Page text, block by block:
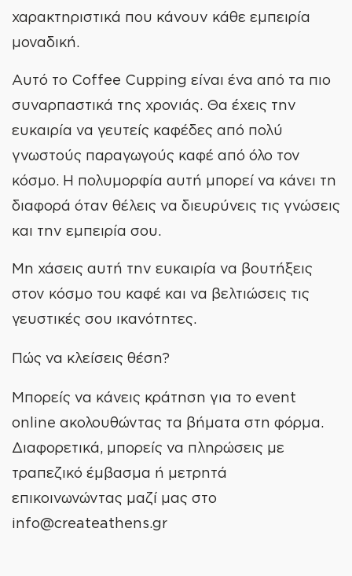
χαρακτηριστικά που κάνουν κάθε εμπειρία
μοναδική.
Αυτό το Coffee Cupping είναι ένα από τα πιο
συναρπαστικά της χρονιάς. Θα έχεις την
ευκαιρία να γευτείς καφέδες από πολύ
γνωστούς παραγωγούς καφέ από όλο τον
κόσμο. Η πολυμορφία αυτή μπορεί να κάνει τη
διαφορά όταν θέλεις να διευρύνεις τις γνώσεις
και την εμπειρία σου.
Μη χάσεις αυτή την ευκαιρία να βουτήξεις
στον κόσμο του καφέ και να βελτιώσεις τις
γευστικές σου ικανότητες.
Πώς να κλείσεις θέση?
Μπορείς να κάνεις κράτηση για το event
online ακολουθώντας τα βήματα στη φόρμα.
Διαφορετικά, μπορείς να πληρώσεις με
τραπεζικό έμβασμα ή μετρητά
επικοινωνώντας μαζί μας στο
info@createathens.gr